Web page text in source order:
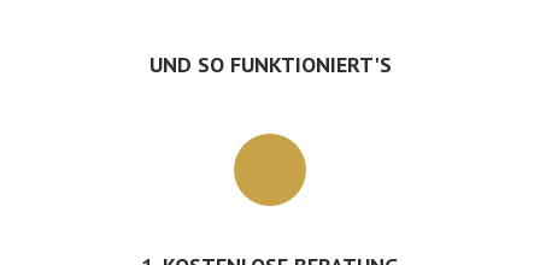
UND SO FUNKTIONIERT'S